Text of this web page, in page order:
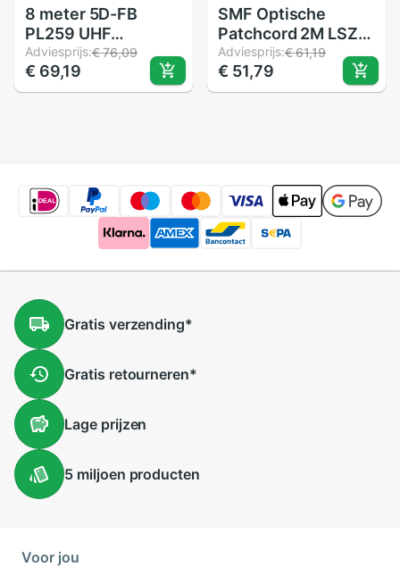
8 meter 5D-FB
PL259 UHF
mannelijk naar SMA
MALE twee manier
repeater outdoor
Adviesprijs:€ 76,09
€ 69,19
SMF Optische
Patchcord 2M LSZH
SC/Apc-SC/Apc 5
stuks
Adviesprijs:€ 61,19
€ 51,79
Gratis verzending*
Gratis retourneren*
Lageprijzen
5 miljoen producten
Voor jou